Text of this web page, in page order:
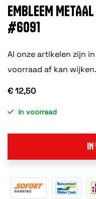
EMBLEEM
#6091
Al onze artikelen zijn
voorraad af kan wijken.
€ 12,50
in voorraad
IN